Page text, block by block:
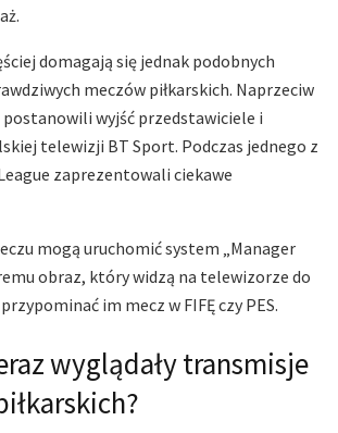
domagają się jednak podobnych
meczów piłkarskich. Naprzeciw
wyjść przedstawiciele i
telewizji BT Sport. Podczas jednego z
zaprezentowali ciekawe
mogą uruchomić system „Manager
obraz, który widzą na telewizorze do
im mecz w FIFĘ czy PES.
wyglądały transmisje